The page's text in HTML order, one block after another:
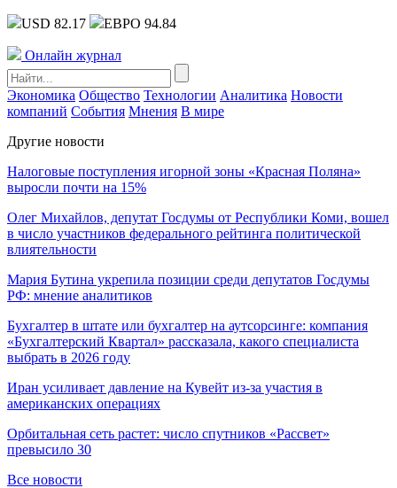
USD 82.17 ЕВРО 94.84
Онлайн журнал
Экономика Общество Технологии Аналитика Новости
компаний События Мнения В мире
Другие новости
Налоговые поступления игорной зоны «Красная Поляна»
выросли почти на 15%
Олег Михайлов, депутат Госдумы от Республики Коми, вошел
в число участников федерального рейтинга политической
влиятельности
Мария Бутина укрепила позиции среди депутатов Госдумы
РФ: мнение аналитиков
Бухгалтер в штате или бухгалтер на аутсорсинге: компания
«Бухгалтерский Квартал» рассказала, какого специалиста
выбрать в 2026 году
Иран усиливает давление на Кувейт из-за участия в
американских операциях
Орбитальная сеть растет: число спутников «Рассвет»
превысило 30
Все новости